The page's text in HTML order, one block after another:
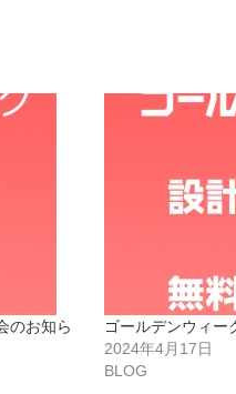
のお知ら
ゴールデンウィー
2024年4月17日
BLOG